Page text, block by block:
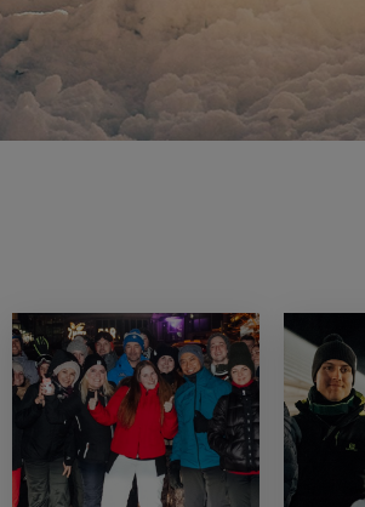
21.02.2020